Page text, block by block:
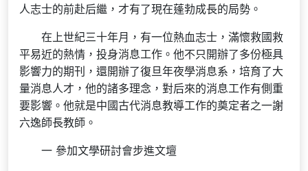
人志士的前赴后繼，才有了現在蓬勃成長的局勢。
在上世紀三十年月，有一位熱血志士，滿懷救國救
平易近的熱情，投身消息工作。他不只開辦了多份極具
影響力的期刊，還開辦了復旦年夜學消息系，培育了大
量消息人才，他的諸多理念，對后來的消息工作有側重
要影響。他就是中國古代消息教導工作的奠定者之一謝
六逸師長教師。
一 參加文學研討會步進文壇